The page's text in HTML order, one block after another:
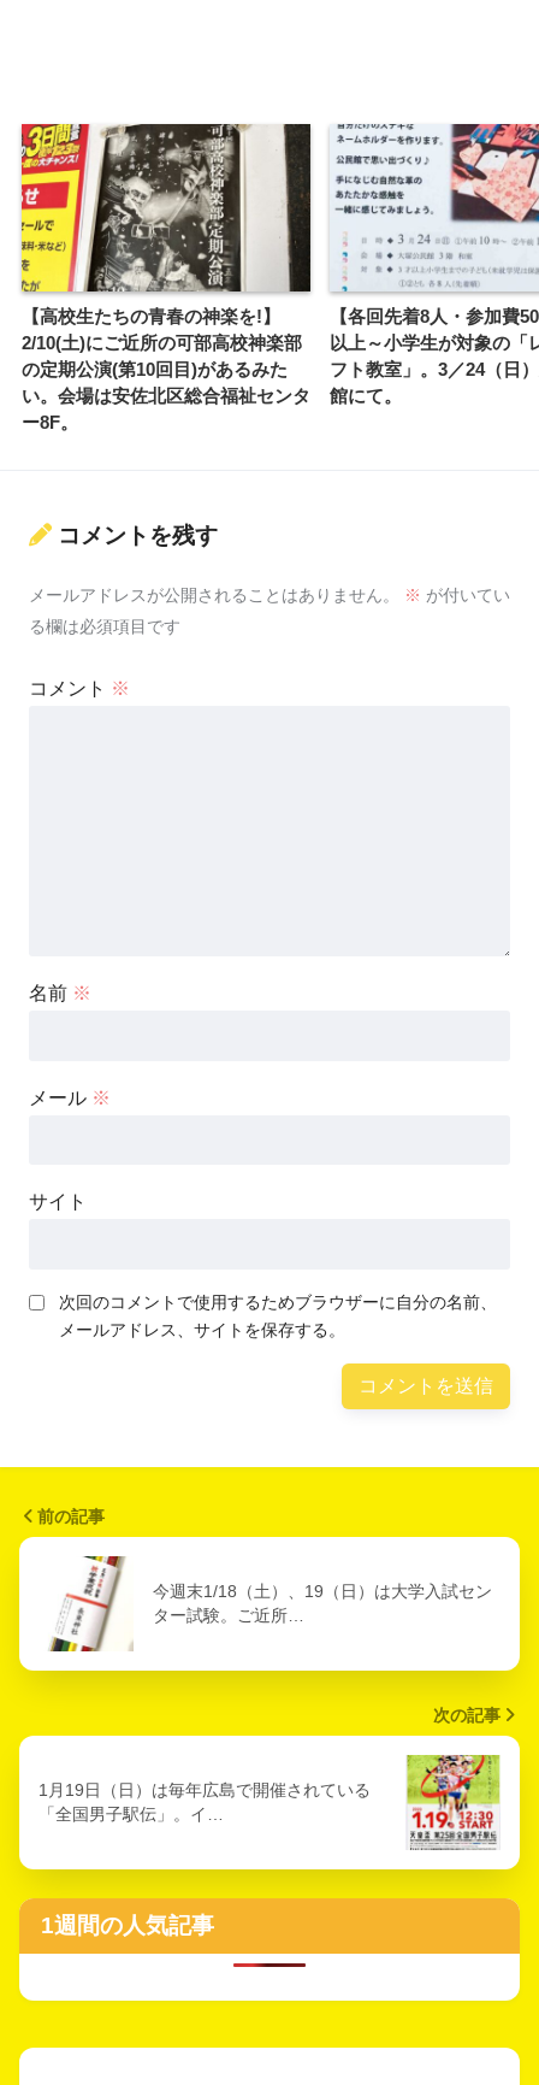
【高校生たちの青春の神楽を!】
2/10(土)にご近所の可部高校神楽部
の定期公演(第10回目)があるみた
い。会場は安佐北区総合福祉センタ
ー8F。
【各回先着8人・参加費
以上～小学生が対象の「
フト教室」。3／24（日
館にて。
コメントを残す
メールアドレスが公開されることはありません。 ※ が付いてい
る欄は必須項目です
コメント ※
名前 ※
メール ※
サイト
次回のコメントで使用するためブラウザーに自分の名前、
メールアドレス、サイトを保存する。
前の記事
今週末1/18（土）、19（日）は大学入試セン
ター試験。ご近所…
次の記事
1月19日（日）は毎年広島で開催されている
「全国男子駅伝」。イ…
1週間の人気記事